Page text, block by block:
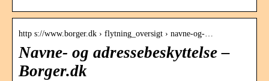
http s://www.borger.dk › flytning_oversigt › navne-og-…
Navne- og adressebeskyttelse –
Borger.dk